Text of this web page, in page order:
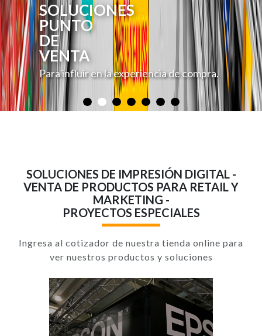
SOLUCIONES
PUNTO
DE
VENTA
Para influir en la experiencia de compra.
SOLUCIONES DE IMPRESIÓN DIGITAL -
VENTA DE PRODUCTOS PARA RETAIL Y
MARKETING -
PROYECTOS ESPECIALES
Ingresa al cotizador de nuestra tienda online para
ver nuestros productos y soluciones